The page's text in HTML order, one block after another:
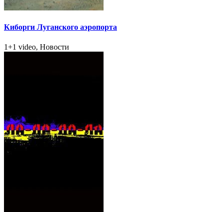
Киборги Луганского аэропорта
1+1 video, Новости